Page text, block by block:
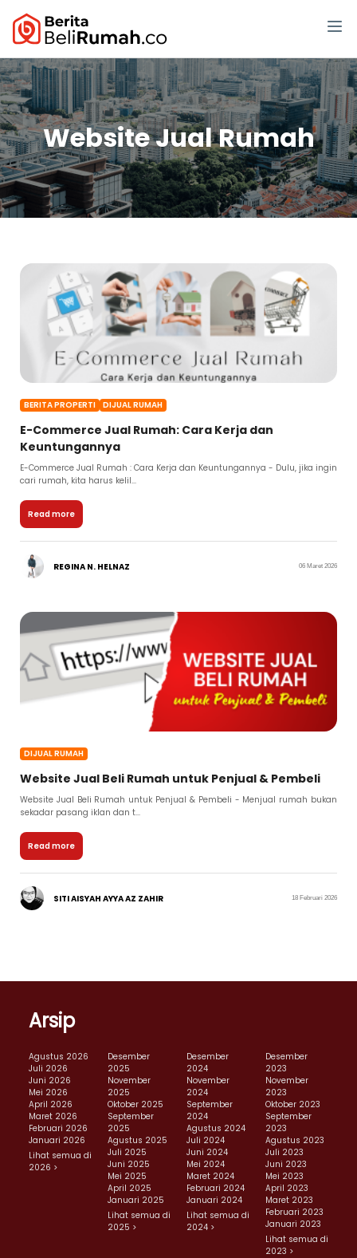
Website Jual Rumah
BERITA PROPERTI DIJUAL RUMAH
E-Commerce Jual Rumah: Cara Kerja dan
Keuntungannya
E-Commerce Jual Rumah : Cara Kerja dan Keuntungannya - Dulu, jika ingin
cari rumah, kita harus kelil...
Read more
REGINA N. HELNAZ 06 Maret 2026
DIJUAL RUMAH
Website Jual Beli Rumah untuk Penjual & Pembeli
Website Jual Beli Rumah untuk Penjual & Pembeli - Menjual rumah bukan
sekadar pasang iklan dan t...
Read more
SITI AISYAH AYYA AZ ZAHIR 18 Februari 2026
Arsip
Agustus 2026
Juli 2026
Juni 2026
Mei 2026
April 2026
Maret 2026
Februari 2026
Januari 2026
Lihat semua di
2026 >
Desember
2025
November
2025
Oktober 2025
September
2025
Agustus 2025
Juli 2025
Juni 2025
Mei 2025
April 2025
Januari 2025
Lihat semua di
2025 >
Desember
2024
November
2024
September
2024
Agustus 2024
Juli 2024
Juni 2024
Mei 2024
Maret 2024
Februari 2024
Januari 2024
Lihat semua di
2024 >
Desember
2023
November
2023
Oktober 2023
September
2023
Agustus 2023
Juli 2023
Juni 2023
Mei 2023
April 2023
Maret 2023
Februari 2023
Januari 2023
Lihat semua di
2023 >